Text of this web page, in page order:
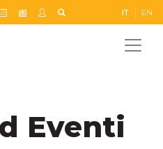
Sostienici
Icona Calendario Eventi
Icona Newsletter
Icona My Civica IT EN
Eventi